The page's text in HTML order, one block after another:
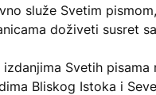
služe Svetim
doživeti susret
Svetih pisama
Bliskog Istoka i